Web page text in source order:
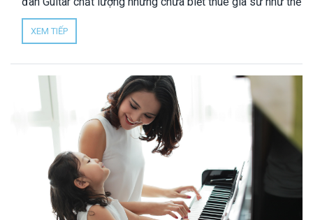
nào? Nhân Đức là trung tâm gia sư uy tín hàng đầu
TPHCM, hơn 10 năm kinh nghiệm cung ứng dịch vụ gia sư
trợ các bạn học viên biết đệm hát GUITAR và chơi những
bản nhạc CỔ ĐIỂN hay là FINGERSTYLE cơ bản và nâng
cao.
XEM TIẾP